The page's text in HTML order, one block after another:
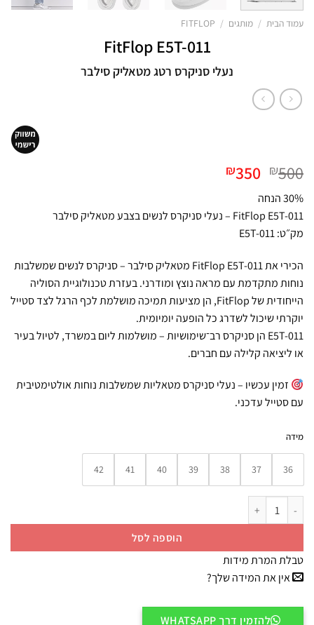
עמוד הבית / מותגים /
FITFLOP
FitFlop E5T-011
נעלי סניקרס רטג מטאליק סילבר
₪500 המחיר
היה:
₪500.
₪350
הוא:
₪350.
30% הנחה
FitFlop E5T-011 – נעלי סניקרס לנשים בצבע מטאליק סילבר
מק״ט: E5T-011
הכירי את FitFlop E5T-011 מטאליק סילבר – סניקרס לנשים שמשלבות
נוחות מתקדמת עם מראה נוצץ ומודרני. בעזרת טכנולוגיית הסוליה
הייחודית של FitFlop, הן מציעות תמיכה מושלמת לכף הרגל לצד סטייל
יוקרתי שיכול לשדרג כל הופעה יומיומית.
E5T-011 הן סניקרס רב־שימושיות – מושלמות ליום במשרד, לטיול בעיר
או ליציאה קלילה עם חברים.
זמין עכשיו – נעלי סניקרס מטאליות שמשלבות נוחות אולטימטיבית
עם סטייל עדכני.
מידה
36
37
38
39
40
41
42
כמות של FitFlop | E5T-011 נעלי סניקרס רטג מטאליק סילבר
הוספה לסל
טבלת המרת מידות
אין את המידה שלך?
להזמין דרך WHATSAPP